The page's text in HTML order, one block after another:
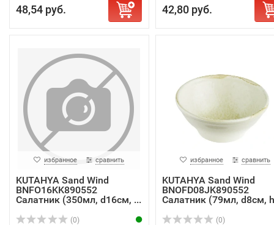
48,54 руб. 42,80 руб.
избранное сравнить
KUTAHYA Sand Wind
BNFO16KK890552
Салатник (350мл, d16см, ...
(0)
избранное сравнить
KUTAHYA Sand Wind
BNOFD08JK890552
Салатник (79мл, d8см,
(0)